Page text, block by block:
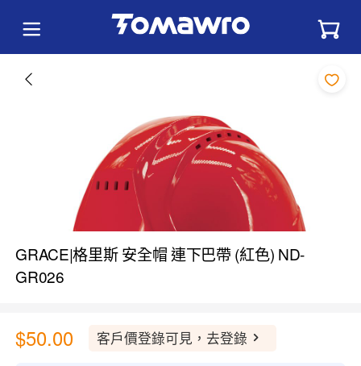
GRACE|格里斯 安全帽 連下巴帶 (紅色) ND-
GR026
$50.00 客戶價登錄可見，去登錄